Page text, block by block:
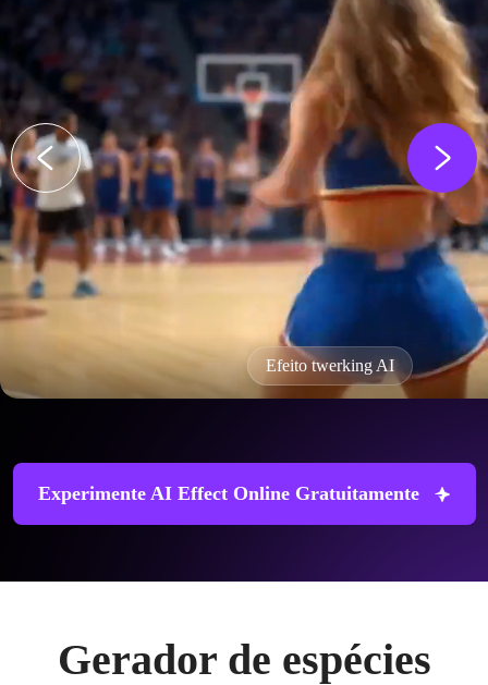
Efeito twerking AI
Experimente AI Effect Online Gratuitamente
Gerador de espécies